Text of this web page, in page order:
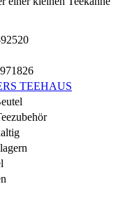
TEEHAUS